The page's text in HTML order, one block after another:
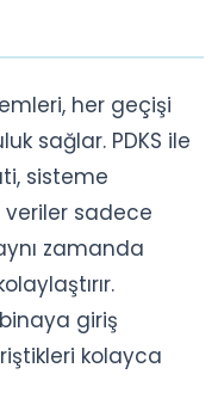
her geçişi
sağlar. PDKS ile
sisteme
sadece
zamanda
giriş
kolayca